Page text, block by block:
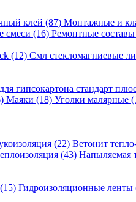
клей (87) Монтажные и
смеси (16) Ремонтные составы
(12) Смл стекломагниевые
гипсокартона стандарт
Маяки (18) Уголки малярные
(22) Ветонит
(43) Напыляемая
(15) Гидроизоляционные ленты